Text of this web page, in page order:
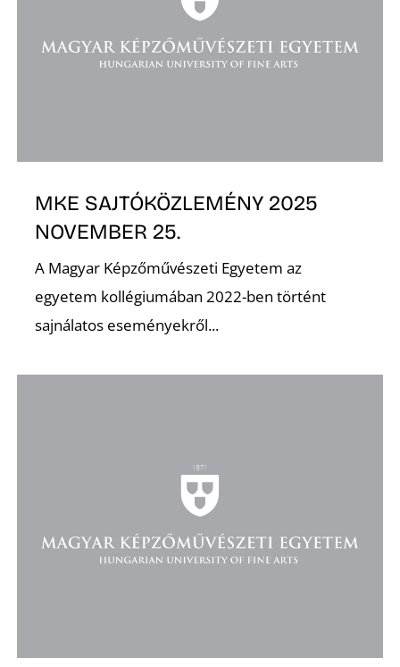
MKE SAJTÓKÖZLEMÉNY 2025
NOVEMBER 25.
A Magyar Képzőművészeti Egyetem az
egyetem kollégiumában 2022-ben történt
sajnálatos eseményekről...